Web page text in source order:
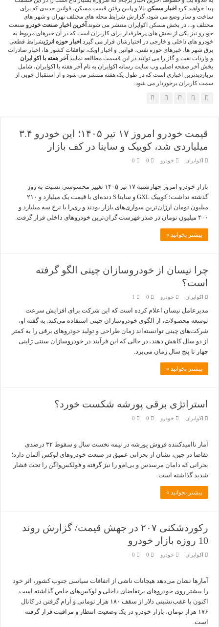
پیدا خواهید کرد. اخبار مسکن بالا و پایین رفتن قیمت مسکن، قوانین جدیدی که برای
ساخت و ساز وضع می شود، گزارش شرایط محله های مختلف تهران و شهر های
مختلف و... در بخش مسکن اکوایران منتشر می شوند. آخرین اخبار صنعت خودرو صنعت
خودرو نیز یکی از بخش های پرطرفدار برای کاربران است که در آن خبرهای مربوط به
خودرو های داخلی و خارجی در اختیارشان قرار می گیرد. اخبار حوزه انرژیشرایط قطعی
برق شهر ها، خبرهای حوزه نفتی، قوانین و اخبار اوپک، توافقات کشور ها، اخبار صادرات
و واردات نفت و گاز را می توانید در این قسمت مطالعه نمایید. آخر هفته با اکو ایران
بخش آخر صفحه اصلی وب سایت رسانه اکوایران به نام آخر هفته با اکوایران، شامل
پربازدیدترین اخباری است که در طول یک هفته منتشر می شود و از استقبال خوبی از
سمت کاربران برخوردار می شود.
قیمت خودرو امروز ۱۷ تیر ۱۴۰۵؛ این خودرو ۳.۴
میلیاردی شد، کوییک و ساینا در کف بازار
اکوایران خودرو 0
0
بازار خودرو امروز چهارشنبه ۱۷ تیر ۱۴۰۵ تغییر محسوسی نسبت به روز
گذشته نداشت؛ کوییک GXL و ساینا S دنده‌ای با قیمت یک میلیارد و ۲۱۰
میلیون تومان ارزان‌ترین سواری‌های بازار بودند و ری‌را با نرخ سه میلیارد و
۴۰۰ میلیون تومان در صدر فهرست گران‌ترین خودروهای داخلی قرار گرفت.
بیشتر بخوانید »
چرا نیسان از خودروسازان چینی الگو گرفته
است؟
اکوایران خودرو 0
1
مدیرعامل نیسان اعلام کرده است که این شرکت برای افزایش سرعت
توسعه محصولات، از الگوی خودروسازان چینی استفاده می‌کند. به گفته او،
شرکت‌های چینی توانسته‌اند زمان طراحی و تولید خودروهای برقی را به کمتر
از دو سال کاهش دهند، در حالی که این فرآیند در خودروسازان سنتی ژاپنی
چهار تا پنج سال زمان می‌برد.
بیشتر بخوانید »
استراتژی برقی پورشه شکست خورد؟
اکوایران خودرو 0
0
آمار ناامیدکننده فروش پورشه در نیمه نخست سال و سقوط ۳۲ درصدی
تقاضا در چین، نشان از بحرانی عمیق در صنعت خودروهای لوکس آلمان دارد؛
بحرانی که دامان مرسدس و بی‌ام‌و را نیز گرفته و فولکس‌واگن را تحت فشار
شدید گذاشته است.
بیشتر بخوانید »
رکوردشکنی ۲۰۷ در جهش قیمت/ گزارش روند
10 روزه بازار خودرو
اکوایران خودرو 0
0
آمارها نشان می‌دهد هیجانات ناشی از اتفاقات سیاسی جنوب کشور، اثر خود
را بیشتر روی خودروهای پرتقاضای داخلی و لوکس‌های خاص گذاشته است.
اکنون با عقب‌نشینی دلار از سقف ۱۸۰ هزار تومانی و آرام گرفتن در کانال
۱۷۶ هزار تومان، بازار خودرو در یک وضعیت انتظار و مراقبت قرار گرفته
است.